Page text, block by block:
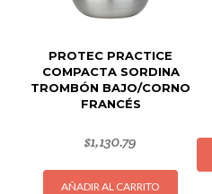
PROTEC PRACTICE
COMPACTA SORDINA
TROMBÓN BAJO/CORNO
FRANCÉS
$1,130.79
AÑADIR AL CARRITO